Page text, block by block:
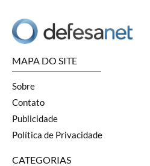
MAPA DO SITE
Sobre
Contato
Publicidade
Política de Privacidade
CATEGORIAS